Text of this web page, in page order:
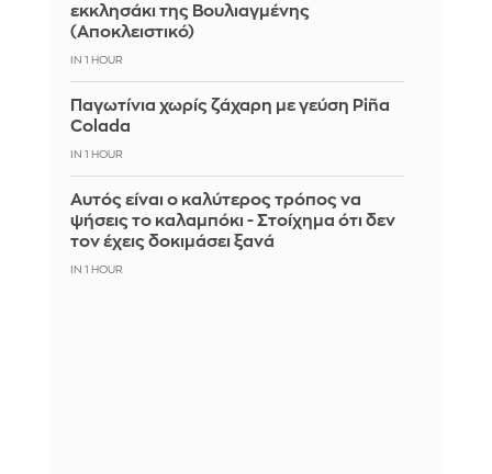
εκκλησάκι της Βουλιαγμένης
(Αποκλειστικό)
IN 1 HOUR
Παγωτίνια χωρίς ζάχαρη με γεύση Piña
Colada
IN 1 HOUR
Αυτός είναι ο καλύτερος τρόπος να
ψήσεις το καλαμπόκι - Στοίχημα ότι δεν
τον έχεις δοκιμάσει ξανά
IN 1 HOUR